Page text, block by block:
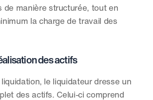
de manière structurée, tout en
la charge de travail des
des actifs
le liquidateur dresse un
des actifs. Celui-ci comprend